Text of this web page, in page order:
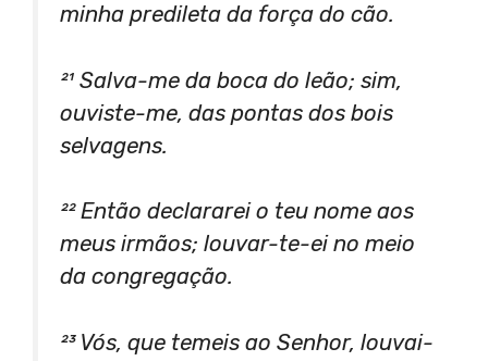
minha predileta da força do cão.
²¹ Salva-me da boca do leão; sim,
ouviste-me, das pontas dos bois
selvagens.
²² Então declararei o teu nome aos
meus irmãos; louvar-te-ei no meio
da congregação.
²³ Vós, que temeis ao Senhor, louvai-